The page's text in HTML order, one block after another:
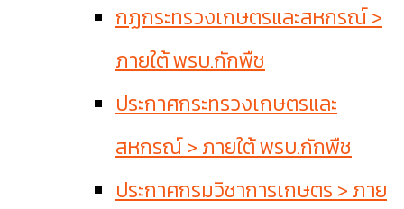
กฏกระทรวงเกษตรและสหกรณ์ >
ภายใต้ พรบ.กักพืช
ประกาศกระทรวงเกษตรและ
สหกรณ์ > ภายใต้ พรบ.กักพืช
ประกาศกรมวิชาการเกษตร > ภาย